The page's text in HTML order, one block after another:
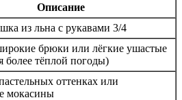
Описание
из льна с рукавами 3/4
брюки или лёгкие ушастые
более тёплой погоды)
оттенках или
мокасины